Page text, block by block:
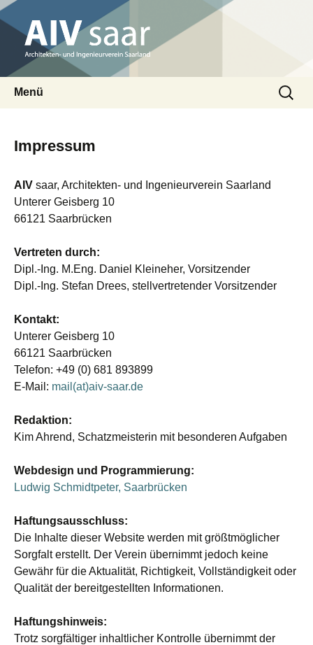
AIV saar
Architekten- und Ingenieurverein Saarland
Menü
springen
Suchen
nach:
Impressum
AIV saar, Architekten- und Ingenieurverein Saarland
Unterer Geisberg 10
66121 Saarbrücken
Vertreten durch:
Dipl.-Ing. M.Eng. Daniel Kleineher, Vorsitzender
Dipl.-Ing. Stefan Drees, stellvertretender Vorsitzender
Kontakt:
Unterer Geisberg 10
66121 Saarbrücken
Telefon: +49 (0) 681 893899
E-Mail: mail(at)aiv-saar.de
Redaktion:
Kim Ahrend, Schatzmeisterin mit besonderen Aufgaben
Webdesign und Programmierung:
Ludwig Schmidtpeter, Saarbrücken
Haftungsausschluss:
Die Inhalte dieser Website werden mit größtmöglicher
Sorgfalt erstellt. Der Verein übernimmt jedoch keine
Gewähr für die Aktualität, Richtigkeit, Vollständigkeit oder
Qualität der bereitgestellten Informationen.
Haftungshinweis:
Trotz sorgfältiger inhaltlicher Kontrolle übernimmt der